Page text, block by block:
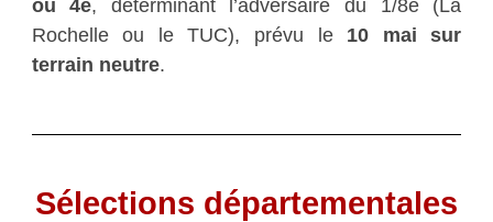
ou 4e, déterminant l’adversaire du 1/8e (La
Rochelle ou le TUC), prévu le 10 mai sur
terrain neutre.
Sélections départementales